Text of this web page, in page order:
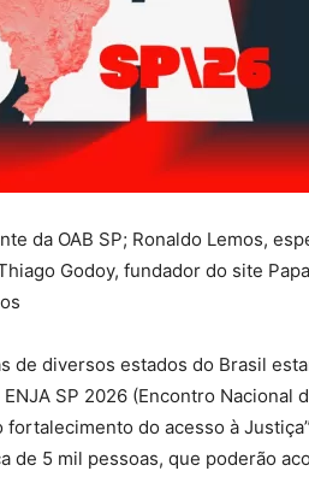
da OAB SP; Ronaldo Lemos,
Godoy, fundador do site
de diversos estados do Brasil
SP 2026 (Encontro Nacional
fortalecimento do acesso à
de 5 mil pessoas, que poderão